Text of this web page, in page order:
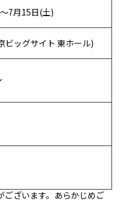
7月15日(土)
ビッグサイト 東ホール)
ざいます。あらかじめご